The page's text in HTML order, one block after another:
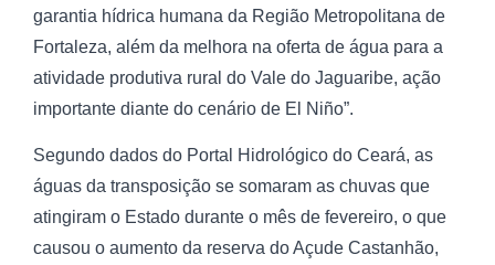
garantia hídrica humana da Região Metropolitana de
Fortaleza, além da melhora na oferta de água para a
atividade produtiva rural do Vale do Jaguaribe, ação
importante diante do cenário de El Niño”.
Segundo dados do Portal Hidrológico do Ceará, as
águas da transposição se somaram as chuvas que
atingiram o Estado durante o mês de fevereiro, o que
causou o aumento da reserva do Açude Castanhão,